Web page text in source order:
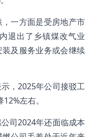
一方面是受房地产市
退出了乡镇煤改气业
及服务业务或会继续
，2025年公司接驳工
左右。
司2024年还面临成本